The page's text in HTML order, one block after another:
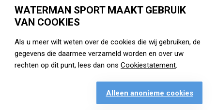
WATERMAN SPORT MAAKT GEBRUIK
VAN COOKIES
Als u meer wilt weten over de cookies die wij gebruiken, de
gegevens die daarmee verzameld worden en over uw
rechten op dit punt, lees dan ons Cookiestatement
Alleen anonieme cookies
020 - 6901044
Openingstijden
zie watermansport.nl